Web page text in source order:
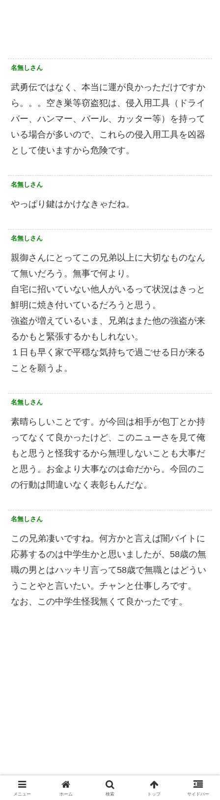
名無しさん
武勇伝ではなく、本当に運が良かっただけですか
ら。。。空き巣等窃盗犯は、侵入用工具（ドライ
バー、ハンマー、バール、カッター等）を持って
いる場合が多いので、これらの侵入用工具を凶器
として使いますから危険です。
名無しさん
やっぱり鍵はかけなきゃだね。
名無しさん
親御さんにとってこの兄弟以上に大切なものなん
て無いだろう。無事で何より。
自宅に招いていない他人がいるって状況はきっと
鮮明に焼き付いているだろうと思う。
強盗が増えているいま、兄弟はまた他の強盗が来
るかもと緊張するかもしれない。
１日も早く家で平穏な気持ちで過ごせる日が来る
ことを願うよ。
名無しさん
素晴らしいことです。が今回は相手が包丁とか持
ってなくて良かったけど、このニューさを見て俺
もと思うと怪我するから無理しないことも大事だ
と思う。お金より大事なのは命だから。今回のこ
の行動は間違いなく表彰もんだな。
名無しさん
この兄弟凄いですね。何方かと言えば闇バイトに
応募するのは中学生かと思いましたが、58歳の無
職の男とはハッキリ言って58歳で無職とはどうい
うことやと言いたい。チャンと仕事しろです。
なお、この中学生怪我無くて良かったです。
メニュー ホーム 検索 トップ サイドバー